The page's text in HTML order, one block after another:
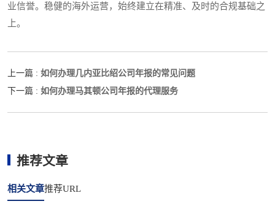
业信誉。稳健的海外运营，始终建立在精准、及时的合规基础之
上。
上一篇 : 如何办理几内亚比绍公司年报的常见问题
下一篇 : 如何办理马其顿公司年报的代理服务
推荐文章
相关文章推荐URL